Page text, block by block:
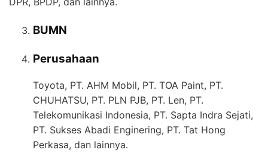
BUMN
Perusahaan
Toyota, PT. AHM Mobil, PT. TOA Paint, PT.
CHUHATSU, PT. PLN PJB, PT. Len, PT.
Telekomunikasi Indonesia, PT. Sapta Indra Sejati,
PT. Sukses Abadi Enginering, PT. Tat Hong
Perkasa, dan lainnya.